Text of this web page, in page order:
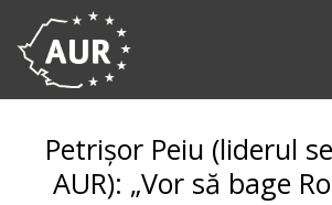
Petrișor Peiu (liderul
AUR): „Vor să bage